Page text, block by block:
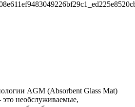
AGM (Absorbent Glass Mat)
необслуживаемые,